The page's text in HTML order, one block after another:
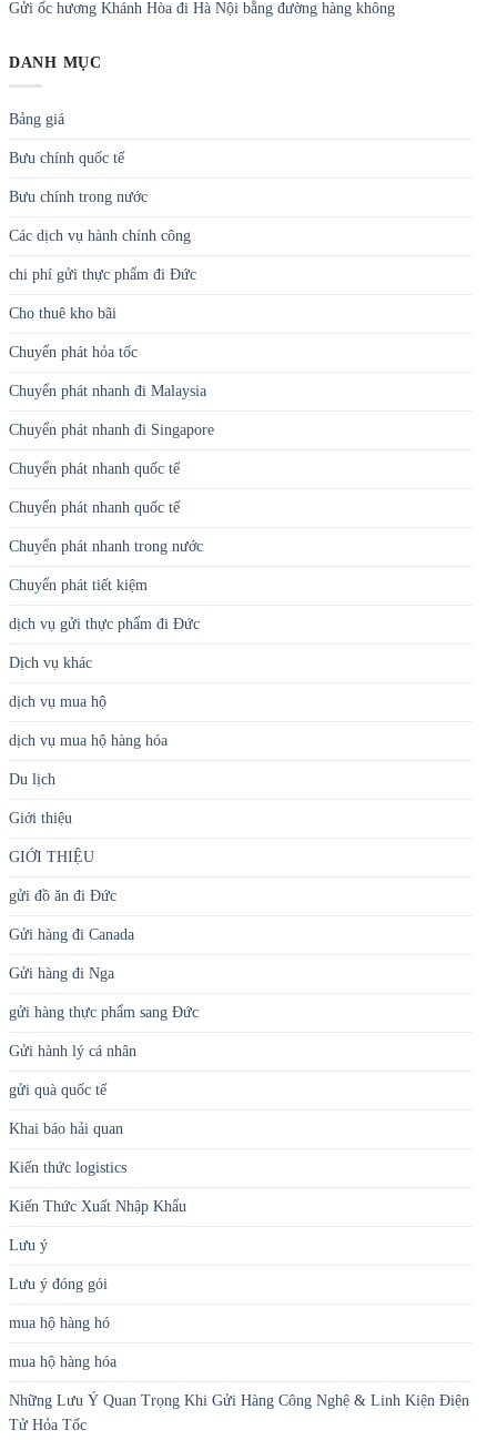
Gửi ốc hương Khánh Hòa đi Hà Nội bằng đường hàng không
DANH MỤC
Bảng giá
Bưu chính quốc tế
Bưu chính trong nước
Các dịch vụ hành chính công
chi phí gửi thực phẩm đi Đức
Cho thuê kho bãi
Chuyển phát hỏa tốc
Chuyển phát nhanh đi Malaysia
Chuyển phát nhanh đi Singapore
Chuyển phát nhanh quốc tế
Chuyển phát nhanh quốc tế
Chuyển phát nhanh trong nước
Chuyển phát tiết kiệm
dịch vụ gửi thực phẩm đi Đức
Dịch vụ khác
dịch vụ mua hộ
dịch vụ mua hộ hàng hóa
Du lịch
Giới thiệu
GIỚI THIỆU
gửi đồ ăn đi Đức
Gửi hàng đi Canada
Gửi hàng đi Nga
gửi hàng thực phẩm sang Đức
Gửi hành lý cá nhân
gửi quà quốc tế
Khai báo hải quan
Kiến thức logistics
Kiến Thức Xuất Nhập Khẩu
Lưu ý
Lưu ý đóng gói
mua hộ hàng hó
mua hộ hàng hóa
Những Lưu Ý Quan Trọng Khi Gửi Hàng Công Nghệ & Linh Kiện Điện
Tử Hỏa Tốc